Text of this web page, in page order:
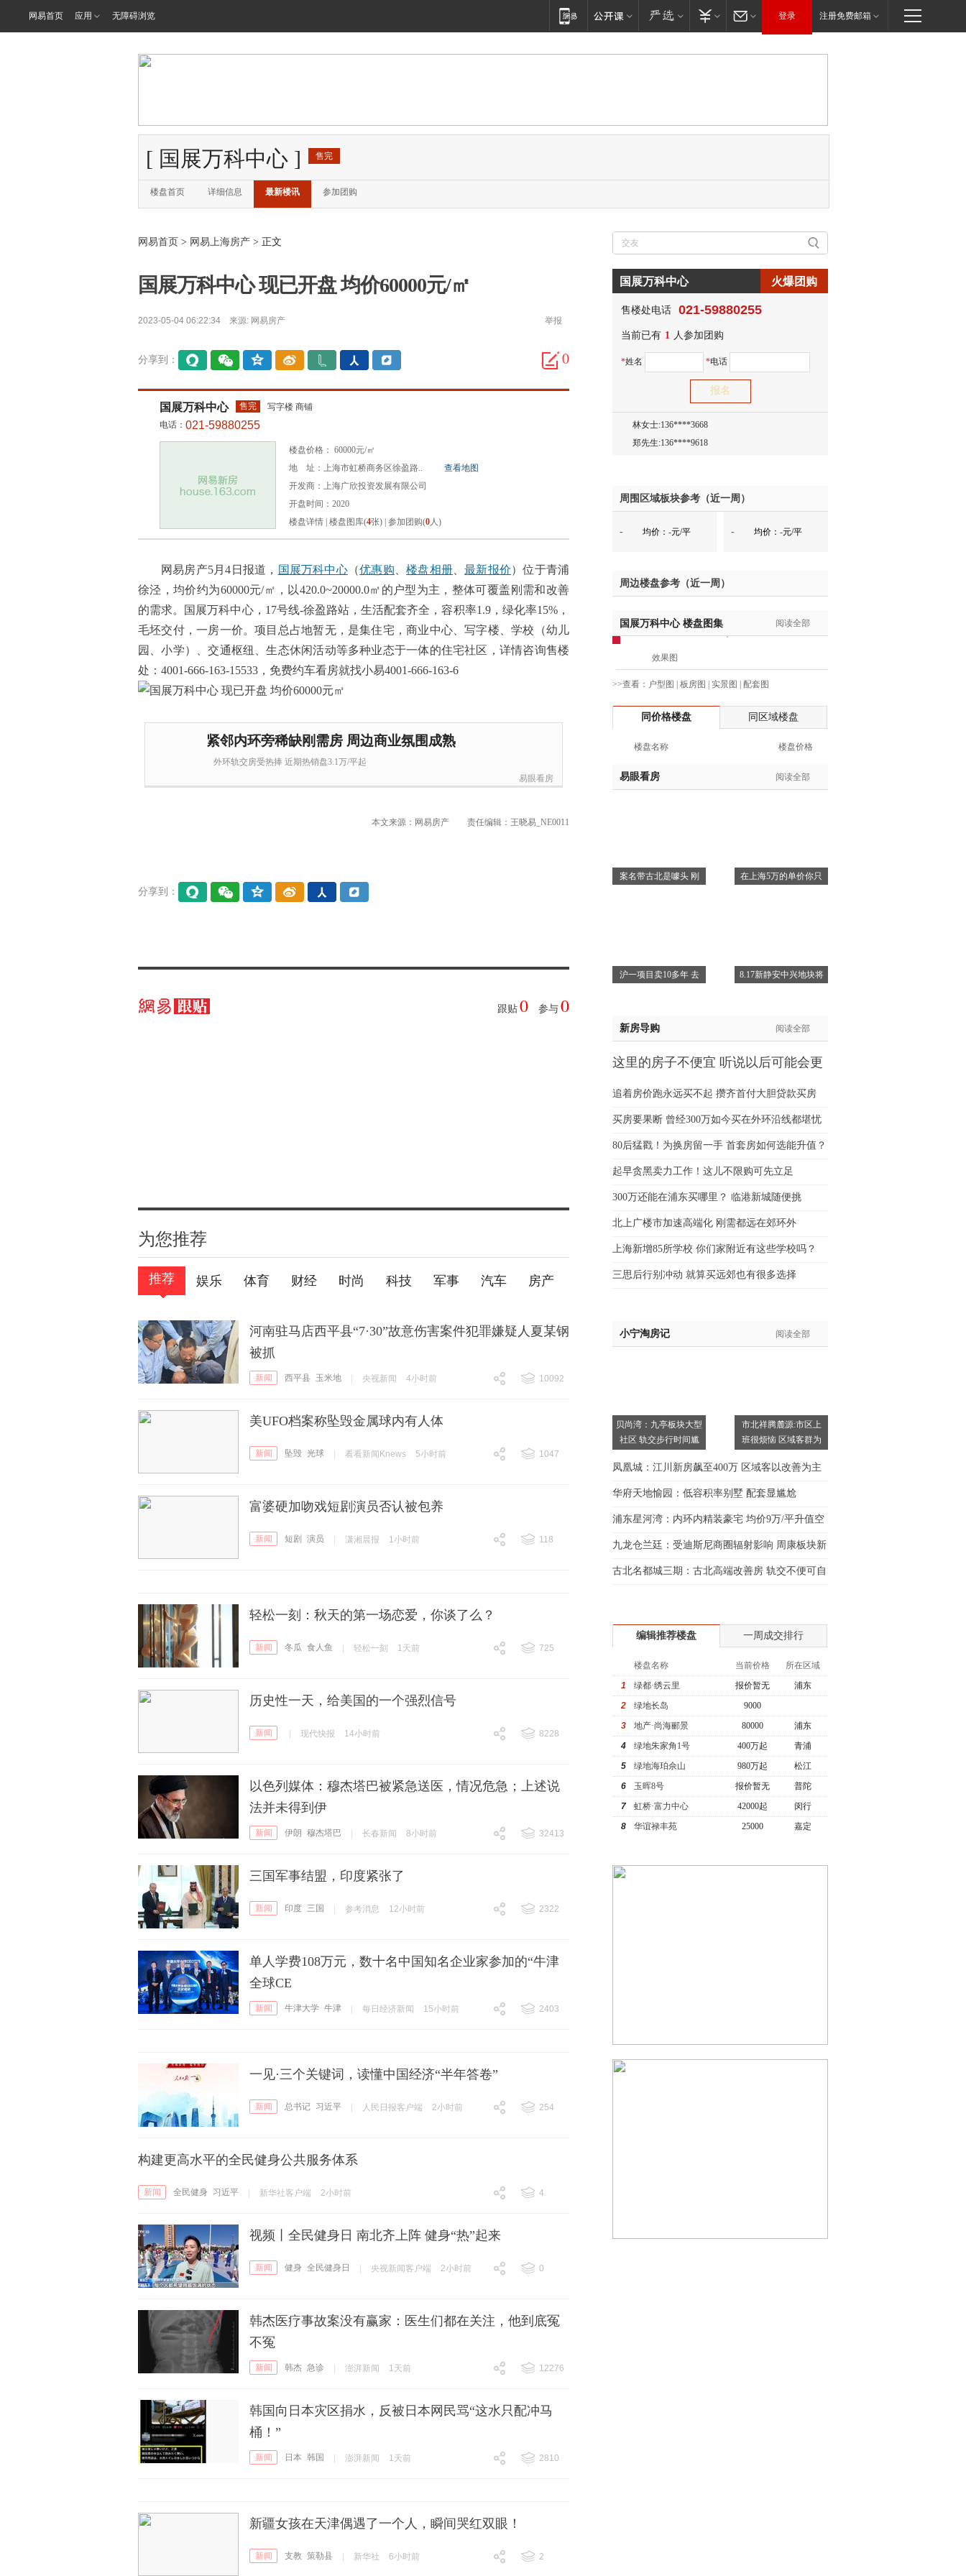
网易首页 应用 无障碍浏览 登录 注册免费邮箱
[ 国展万科中心 ] 售完
楼盘首页 详细信息 最新楼讯 参加团购
网易首页 > 网易上海房产 > 正文
国展万科中心 现已开盘 均价60000元/㎡
2023-05-04 06:22:34 来源: 网易房产 举报
0
分享到：
间
国展万科中心 售完
写字楼 商铺
电话： 021-59880255
楼盘价格： 60000元/㎡
地 址：上海市虹桥商务区徐盈路..
查看地图
开发商：上海广欣投资发展有限公司
开盘时间：2020
楼盘详情 楼盘图库(4张) 参加团购(0人)
网易房产5月4日报道， 国展万科中心（优惠购 、楼盘相册、最新报价）位于青浦
徐泾，均价约为60000元/㎡，以420.0~20000.0㎡的户型为主，整体可覆盖刚需和改善
的需求。国展万科中心，17号线-徐盈路站，生活配套齐全，容积率1.9，绿化率15%，
毛坯交付，一房一价。项目总占地暂无，是集住宅，商业中心、写字楼、学校（幼儿
园、小学）、交通枢纽、生态休闲活动等多种业态于一体的住宅社区，详情咨询售楼
处：4001-666-163-15533，免费约车看房就找小易4001-666-163-6
紧邻内环旁稀缺刚需房 周边商业氛围成熟
外环轨交房受热捧 近期热销盘3.1万/平起
易眼看房
本文来源：网易房产 责任编辑：王晓易_NE0011
分享到：
跟贴 0 参与 0
为您推荐
推荐 娱乐 体育 财经 时尚 科技 军事 汽车 房产
河南驻马店西平县“7·30”故意伤害案件犯罪嫌疑人夏某钢
被抓
新闻 西平县 玉米地 央视新闻 4小时前
10092
美UFO档案称坠毁金属球内有人体
新闻 坠毁 光球 看看新闻Knews 5小时前
1047
富婆硬加吻戏短剧演员否认被包养
新闻 短剧 演员 潇湘晨报 1小时前
118
轻松一刻：秋天的第一场恋爱，你谈了么？
新闻 冬瓜 食人鱼 轻松一刻 1天前
725
历史性一天，给美国的一个强烈信号
新闻 现代快报 14小时前
8228
以色列媒体：穆杰塔巴被紧急送医，情况危急；上述说
法并未得到伊
新闻 伊朗 穆杰塔巴 长春新闻 8小时前
32413
三国军事结盟，印度紧张了
新闻 印度 三国 参考消息 12小时前
2322
单人学费108万元，数十名中国知名企业家参加的“牛津
全球CE
新闻 牛津大学 牛津 每日经济新闻 15小时前
2403
一见·三个关键词，读懂中国经济“半年答卷”
新闻 总书记 习近平 人民日报客户端 2小时前
254
构建更高水平的全民健身公共服务体系
新闻 全民健身 习近平 新华社客户端 2小时前
4
视频丨全民健身日 南北齐上阵 健身“热”起来
新闻 健身 全民健身日 央视新闻客户端 2小时前
0
韩杰医疗事故案没有赢家：医生们都在关注，他到底冤
不冤
新闻 韩杰 急诊 澎湃新闻 1天前
12276
韩国向日本灾区捐水，反被日本网民骂“这水只配冲马
桶！”
新闻 日本 韩国 澎湃新闻 1天前
2810
新疆女孩在天津偶遇了一个人，瞬间哭红双眼！
新闻 支教 策勒县 新华社 6小时前
2
国展万科中心 火爆团购
售楼处电话 021-59880255
当前已有 1 人参加团购
*姓名 *电话
邓先生:138****8083
蒋女士:186****7681
陈先生:159****3332
杨先生:134****5158
周先生:138****8967
林女士:136****3668
郑先生:136****9618
吴先生:139****9780
韩女士:158****2390
蔡女士:138****2322
吴小姐:139****6438
姚先生:137****6367
于女士:182****8478
邓先生:138****8083
陈先生:159****3332
章先生:159****7226
魏女士:138****0324
吴小姐:139****6438
黄先生:138****7263
黄先生:136****3612
周围区域板块参考（近一周）
- 均价： -元/平 - 均价： -元/平
周边楼盘参考（近一周）
国展万科中心楼盘图集 阅读全部
效果图
>>查看： 户型图 | 板房图 | 实景图 | 配套图
同价格楼盘 同区域楼盘
楼盘名称 楼盘价格
易眼看房 阅读全部
案名带古北是噱头 刚 在上海5万的单价你只
沪一项目卖10多年 去 8.17新静安中兴地块将
新房导购 阅读全部
这里的房子不便宜 听说以后可能会更
追着房价跑永远买不起 攒齐首付大胆贷款买房
买房要果断 曾经300万如今买在外环沿线都堪忧
80后猛戳！为换房留一手 首套房如何选能升值？
起早贪黑卖力工作！这儿不限购可先立足
300万还能在浦东买哪里？ 临港新城随便挑
北上广楼市加速高端化 刚需都远在郊环外
上海新增85所学校 你们家附近有这些学校吗？
三思后行别冲动 就算买远郊也有很多选择
小宁淘房记 阅读全部
贝尚湾：九亭板块大型
社区 轨交步行时间尴
市北祥腾麓源:市区上
班很烦恼 区域客群为
凤凰城：江川新房飙至400万 区域客以改善为主
华府天地愉园：低容积率别墅 配套显尴尬
浦东星河湾：内环内精装豪宅 均价9万/平升值空
间大
九龙仓兰廷：受迪斯尼商圈辐射影响 周康板块新
房看
古北名都城三期：古北高端改善房 轨交不便可自
编辑推荐楼盘 一周成交排行
楼盘名称 当前价格
所在区域
1
绿都·绣云里 报价暂无
浦东
2
绿地长岛
9000
3
地产·尚海郦景 80000
浦东
4
绿地朱家角1号 400万起
青浦
5
绿地海珀佘山 980万起
松江
6
玉晖8号 报价暂无
普陀
7
虹桥·富力中心 42000起
闵行
8
华谊禄丰苑 25000 嘉定